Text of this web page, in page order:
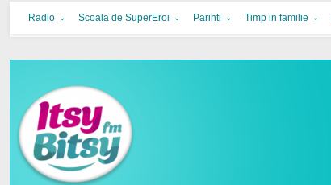
Itsy Bitsy
bucurie in familie
Radio Scoala de SuperEroi Parinti Timp in familie